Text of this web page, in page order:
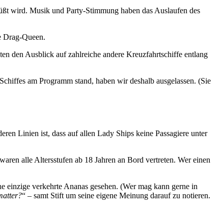
wird. Musik und Party-Stimmung haben das Auslaufen des
Drag-Queen.
den Ausblick auf zahlreiche andere Kreuzfahrtschiffe entlang
am Programm stand, haben wir deshalb ausgelassen. (Sie
Linien ist, dass auf allen Lady Ships keine Passagiere unter
alle Altersstufen ab 18 Jahren an Bord vertreten. Wer einen
verkehrte Ananas gesehen. (Wer mag kann gerne in
“ – samt Stift um seine eigene Meinung darauf zu notieren.